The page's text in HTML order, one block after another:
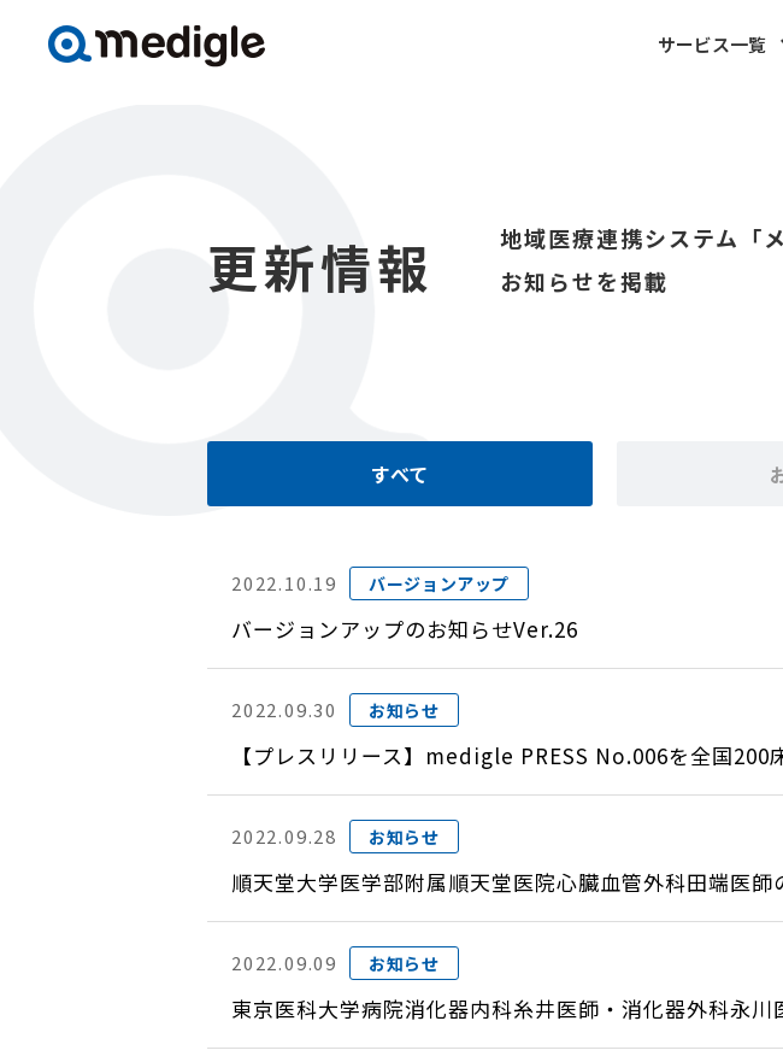
サービス一覧
更新情報
地域医療連携システム「
お知らせを掲載
すべて
2022.10.19 バージョンアップ
バージョンアップのお知らせVer.26
2022.09.30 お知らせ
【プレスリリース】medigle PRESS No.006を全国200
2022.09.28 お知らせ
順天堂大学医学部附属順天堂医院心臓血管外科田端医
2022.09.09 お知らせ
東京医科大学病院消化器内科糸井医師・消化器外科永